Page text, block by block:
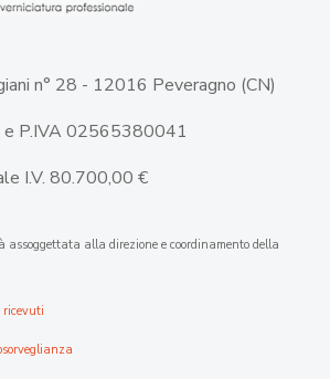
n° 28 - 12016 Peveragno (CN)
e P.IVA 02565380041
I.V. 80.700,00 €
assoggettata alla direzione e coordinamento della